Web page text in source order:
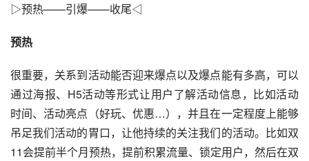
▷预热——引爆——收尾◁
预热
很重要，关系到活动能否迎来爆点以及爆点能有多高，可以
通过海报、H5活动等形式让用户了解活动信息，比如活动
时间、活动亮点（好玩、优惠…），并且在一定程度上能够
吊足我们活动的胃口，让他持续的关注我们的活动。比如双
11会提前半个月预热，提前积累流量、锁定用户，然后在双